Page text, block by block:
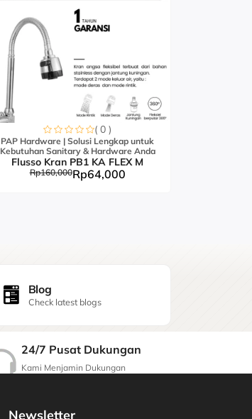
( 0 )
PAP Hardware | Solusi Lengkap untuk
Kebutuhan Sanitary & Hardware Anda
Flusso Kran PB1 KA FLEX M
Rp160,000Rp64,000
Blog
Check latest blogs
24/7 Pusat Dukungan
Kami Menjamin Dukungan
Newsletter